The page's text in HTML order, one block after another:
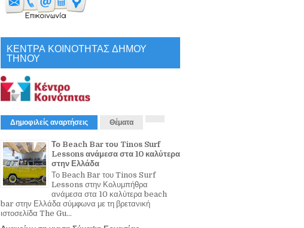
ΚΕΝΤΡΑ ΚΟΙΝΟΤΗΤΑΣ ΔΗΜΟΥ
ΤΗΝΟΥ
Δημοφιλείς αναρτήσεις Θέματα
Το Beach Bar του Tinos Surf
Lessons ανάμεσα στα 10 καλύτερα
στην Ελλάδα
Το Beach Bar του Tinos Surf
Lessons στην Κολυμπήθρα
ανάμεσα στα 10 καλύτερα beach
bar στην Ελλάδα σύμφωνα με τη βρετανική
ιστοσελίδα The Gu...